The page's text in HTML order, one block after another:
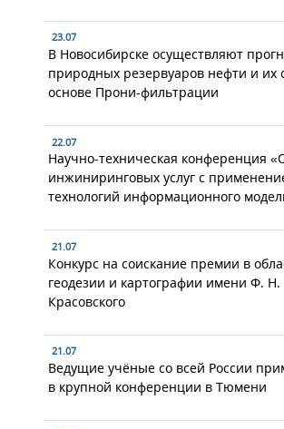
23.07
В Новосибирске осуществляют
природных резервуаров нефти и их
основе Прони-фильтрации
22.07
Научно-техническая конференция
инжиниринговых услуг с
технологий информационного
21.07
Конкурс на соискание премии в
геодезии и картографии имени Ф. Н.
Красовского
21.07
Ведущие учёные со всей России
в крупной конференции в Тюмени